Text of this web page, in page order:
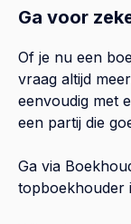
Ga voor
Of je nu een
vraag altijd
eenvoudig met
een partij die
Ga via
topboekhouder